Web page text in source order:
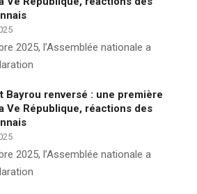
2025, l’Assemblée nationale a
Bayrou renversé : une première
Ve République, réactions des
2025, l’Assemblée nationale a